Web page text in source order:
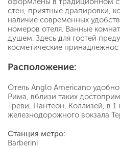
стен, приятные драпировки,
наличие современных
номеров отеля. Ванные
душем. Здесь для гостей
косметические
Расположение:
Отель Anglo Americano
Рима, вблизи таких
Треви, Пантеон, Коллизей, в 1
железнодорожного вокзала
Станция метро:
Barberini